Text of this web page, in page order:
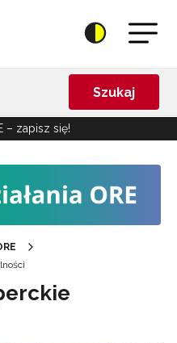
Szukaj
– zapisz się!